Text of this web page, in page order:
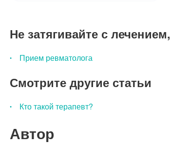
Не затягивайте с
Прием ревматолога
Смотрите другие статьи
Кто такой терапевт?
Автор